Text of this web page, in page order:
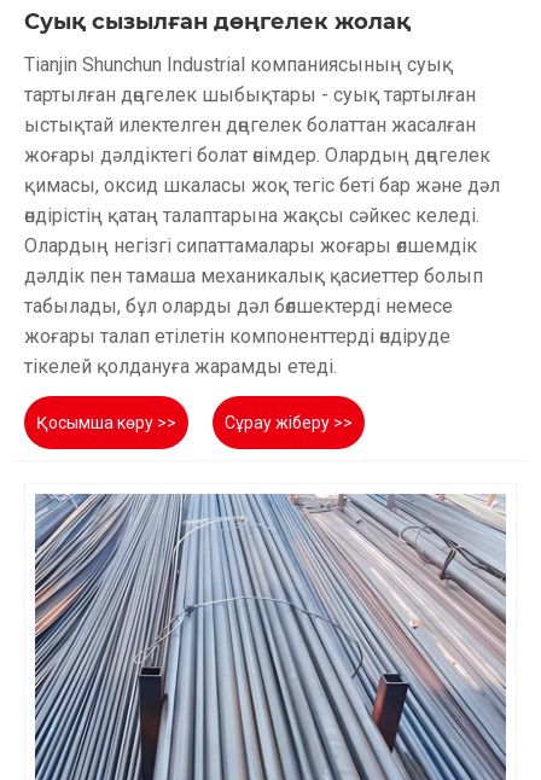
Суық сызылған дөңгелек жолақ
Tianjin Shunchun Industrial компаниясының суық
тартылған дөңгелек шыбықтары - суық тартылған
ыстықтай илектелген дөңгелек болаттан жасалған
жоғары дәлдіктегі болат өнімдер. Олардың дөңгелек
қимасы, оксид шкаласы жоқ тегіс беті бар және дәл
өндірістің қатаң талаптарына жақсы сәйкес келеді.
Олардың негізгі сипаттамалары жоғары өлшемдік
дәлдік пен тамаша механикалық қасиеттер болып
табылады, бұл оларды дәл бөлшектерді немесе
жоғары талап етілетін компоненттерді өндіруде
тікелей қолдануға жарамды етеді.
Қосымша көру >> Сұрау жіберу >>